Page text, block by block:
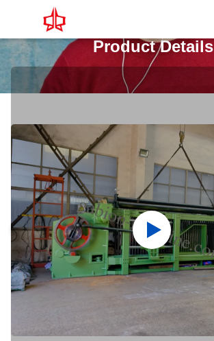
Product Details